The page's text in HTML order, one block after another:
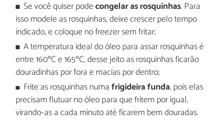
Se você quiser podecongelar as rosquinhas. Para
isso modele as rosquinhas, deixe crescer pelo tempo
indicado, e coloque no freezer sem fritar;
A temperatura ideal do óleo para assar rosquinhas é
entre 160ºC e 165ºC, desse jeito as rosquinhas ficarão
douradinhas por fora e macias por dentro;
Frite as rosquinhas numafrigideira funda, pois elas
precisam flutuar no óleo para que fritem por igual,
virando-as a cada minuto até ficarem bem douradas.